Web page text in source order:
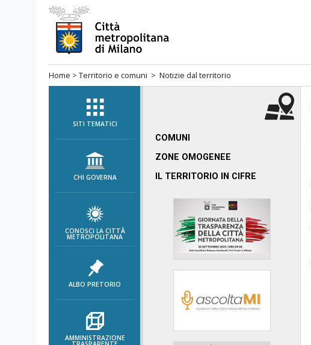
Salta
al
menù
navigazione
Salta
al
menù
navigazione
interna
Salta
contenuto
Salta
area
banner
Salta
footer
Home > Territorio e comuni > Notizie dal territorio
SITI TEMATICI
CHI GOVERNA
CONOSCI LA CITTÀ
METROPOLITANA
ALBO PRETORIO
AMMINISTRAZIONE
COMUNI
ZONE OMOGENEE
IL TERRITORIO IN CIFRE